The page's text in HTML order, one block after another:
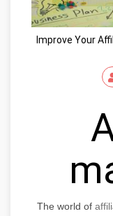
Improve Your
The world of